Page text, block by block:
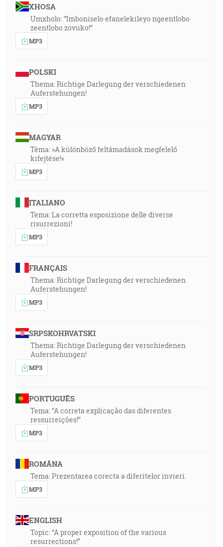
XHOSA
Umxholo: “Imboniselo efanelekileyo ngeentlobo
zeentlobo zovuko!”
MP3
POLSKI
Thema: Richtige Darlegung der verschiedenen
Auferstehungen!
MP3
MAGYAR
Téma: »A különböző feltámadások megfelelő
kifejtése!«
MP3
ITALIANO
Tema: La corretta esposizione delle diverse
risurrezioni!
MP3
FRANÇAIS
Thema: Richtige Darlegung der verschiedenen
Auferstehungen!
MP3
SRPSKOHRVATSKI
Thema: Richtige Darlegung der verschiedenen
Auferstehungen!
MP3
PORTUGUÊS
Tema: “A correta explicação das diferentes
ressurreições!”
MP3
ROMÂNA
Tema: Prezentarea corecta a diferitelor invieri.
MP3
ENGLISH
Topic: “A proper exposition of the various
resurrections!”